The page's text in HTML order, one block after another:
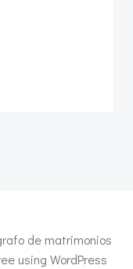
de matrimonios
using WordPress